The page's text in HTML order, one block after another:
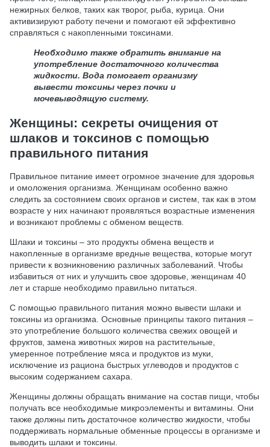
нежирных белков, таких как творог, рыба, курица. Они
активизируют работу печени и помогают ей эффективно
справляться с накопленными токсинами.
Необходимо также обратить внимание на
употребление достаточного количества
жидкости. Вода помогает организму
вывести токсины через почки и
мочевыводящую систему.
Женщины: секреты очищения от
шлаков и токсинов с помощью
правильного питания
Правильное питание имеет огромное значение для здоровья
и омоложения организма. Женщинам особенно важно
следить за состоянием своих органов и систем, так как в этом
возрасте у них начинают проявляться возрастные изменения
и возникают проблемы с обменом веществ.
Шлаки и токсины – это продукты обмена веществ и
накопленные в организме вредные вещества, которые могут
привести к возникновению различных заболеваний. Чтобы
избавиться от них и улучшить свое здоровье, женщинам 40
лет и старше необходимо правильно питаться.
С помощью правильного питания можно вывести шлаки и
токсины из организма. Основные принципы такого питания –
это употребление большого количества свежих овощей и
фруктов, замена животных жиров на растительные,
умеренное потребление мяса и продуктов из муки,
исключение из рациона быстрых углеводов и продуктов с
высоким содержанием сахара.
Женщины должны обращать внимание на состав пищи, чтобы
получать все необходимые микроэлементы и витамины. Они
также должны пить достаточное количество жидкости, чтобы
поддерживать нормальные обменные процессы в организме и
выводить шлаки и токсины.